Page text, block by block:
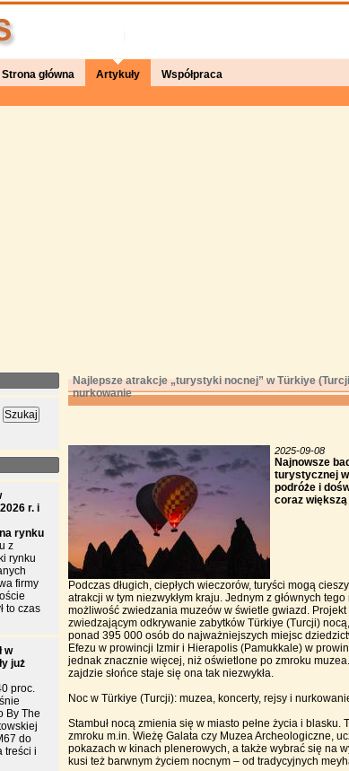
Strona główna Artykuły Współpraca
Najlepsze atrakcje „turystyki nocnej” w Türkiye
nurkowanie
2025-09-08
Najnowsze
turystycznej
podróże i
coraz
Podczas długich, ciepłych wieczorów, turyści mogą
atrakcji w tym niezwykłym kraju. Jednym z głównych
możliwość zwiedzania muzeów w świetle gwiazd. Projekt
zwiedzającym odkrywanie zabytków Türkiye (Turcji)
ponad 395 000 osób do najważniejszych miejsc
Efezu w prowincji Izmir i Hierapolis (Pamukkale) w
jednak znacznie więcej, niż oświetlone po zmroku
zajdzie słońce staje się ona tak niezwykła.
Noc w Türkiye (Turcji): muzea, koncerty, rejsy i
Stambuł nocą zmienia się w miasto pełne życia i blasku.
zmroku m.in. Wieżę Galata czy Muzea Archeologiczne,
pokazach w kinach plenerowych, a także wybrać się na
kusi też barwnym życiem nocnym – od tradycyjnych
r. i
rynku
z
rynku
firmy
to czas
w
już
proc.
By The
do
treści i